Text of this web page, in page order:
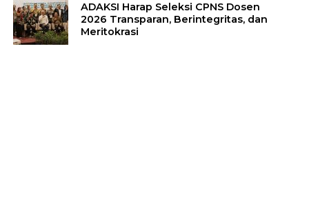
ADAKSI Harap Seleksi CPNS Dosen
2026 Transparan, Berintegritas, dan
Meritokrasi